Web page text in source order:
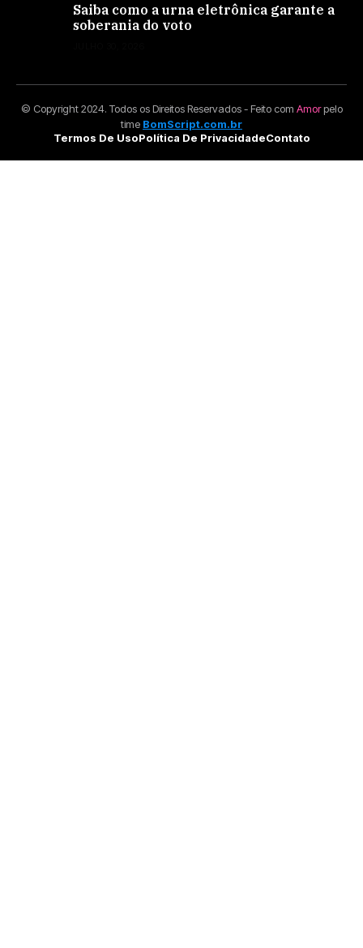
Saiba como a urna eletrônica garante a
soberania do voto
© Copyright 2024. Todos os Direitos Reservados - Feito com Amorpelo
time BomScript.com.br
Termos De UsoPolítica De PrivacidadeContato